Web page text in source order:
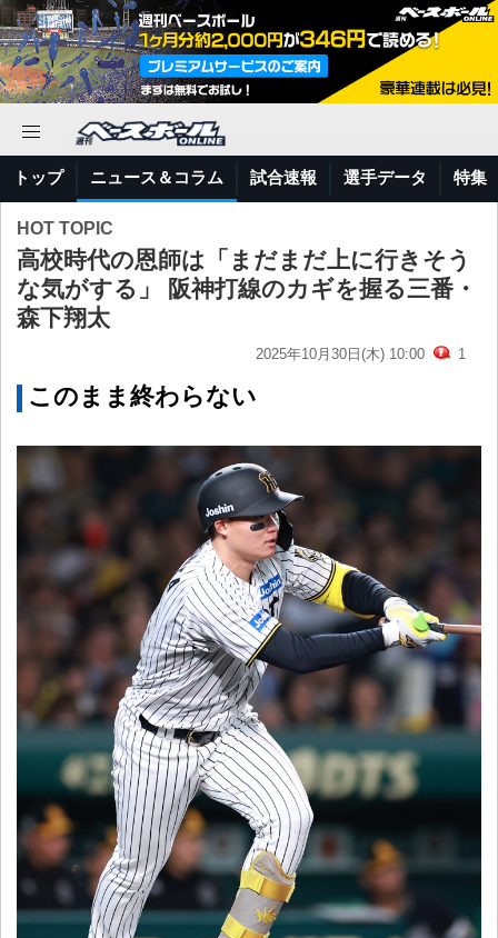
トップ ニュース＆コラム 試合速報 選手データ 特集
HOT TOPIC
高校時代の恩師は「まだまだ上に行きそう
な気がする」 阪神打線のカギを握る三番・
森下翔太
2025年10月30日(木) 10:00 1
このまま終わらない